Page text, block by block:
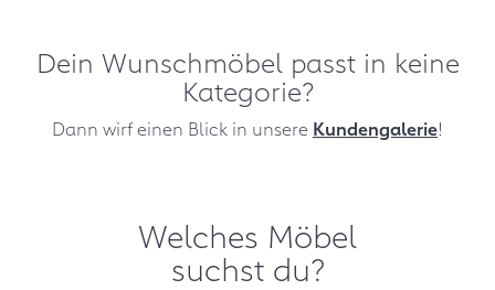
Dein Wunschmöbel passt in keine
Kategorie?
Dann wirf einen Blick in unsere Kundengalerie!
Welches Möbel
suchst du?